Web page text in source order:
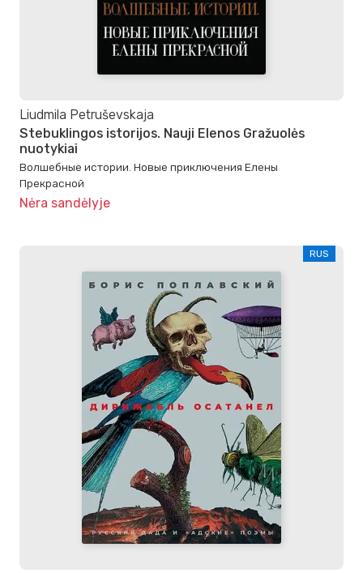
Liudmila Petruševskaja
Stebuklingos istorijos. Nauji Elenos Gražuolės
nuotykiai
Волшебные истории. Новые приключения Елены
Прекрасной
Nėra sandėlyje
RUS